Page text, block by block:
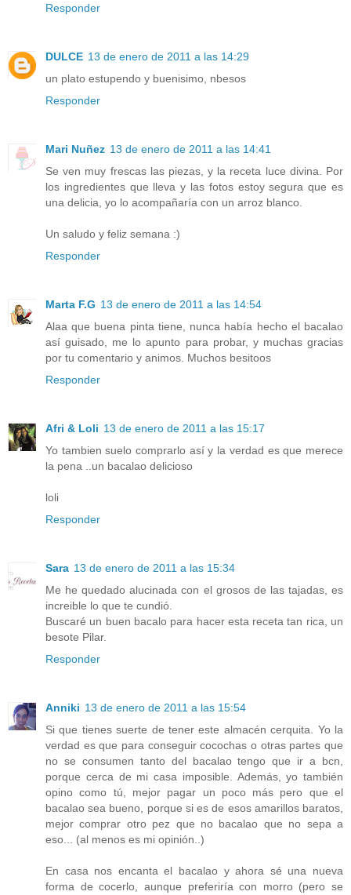
Responder
DULCE 13 de enero de 2011 a las 14:29
un plato estupendo y buenisimo, nbesos
Responder
Mari Nuñez 13 de enero de 2011 a las 14:41
Se ven muy frescas las piezas, y la receta luce divina. Por
los ingredientes que lleva y las fotos estoy segura que es
una delicia, yo lo acompañaría con un arroz blanco.
Un saludo y feliz semana :)
Responder
Marta F.G 13 de enero de 2011 a las 14:54
Alaa que buena pinta tiene, nunca había hecho el bacalao
así guisado, me lo apunto para probar, y muchas gracias
por tu comentario y animos. Muchos besitoos
Responder
Afri & Loli 13 de enero de 2011 a las 15:17
Yo tambien suelo comprarlo así y la verdad es que merece
la pena ..un bacalao delicioso
loli
Responder
Sara 13 de enero de 2011 a las 15:34
Me he quedado alucinada con el grosos de las tajadas, es
increible lo que te cundió.
Buscaré un buen bacalo para hacer esta receta tan rica, un
besote Pilar.
Responder
Anniki 13 de enero de 2011 a las 15:54
Si que tienes suerte de tener este almacén cerquita. Yo la
verdad es que para conseguir cocochas o otras partes que
no se consumen tanto del bacalao tengo que ir a bcn,
porque cerca de mi casa imposible. Además, yo también
opino como tú, mejor pagar un poco más pero que el
bacalao sea bueno, porque si es de esos amarillos baratos,
mejor comprar otro pez que no bacalao que no sepa a
eso... (al menos es mi opinión..)
En casa nos encanta el bacalao y ahora sé una nueva
forma de cocerlo, aunque preferiría con morro (pero se